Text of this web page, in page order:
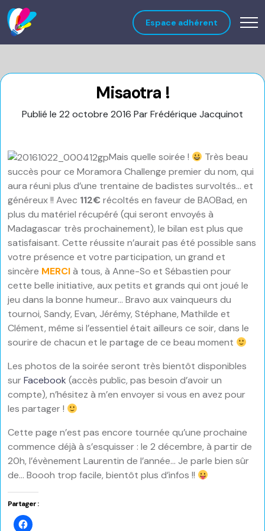
Espace adhérent
Misaotra !
Publié le 22 octobre 2016 Par Frédérique Jacquinot
Mais quelle soirée !
Très beau
succès pour ce Moramora Challenge premier du nom, qui
aura réuni plus d’une trentaine de badistes survoltés… et
généreux !! Avec 112€ récoltés en faveur de BAOBad, en
plus du matériel récupéré (qui seront envoyés à
Madagascar très prochainement), le bilan est plus que
satisfaisant. Cette réussite n’aurait pas été possible sans
votre présence et votre participation, un grand et
sincère MERCIà tous, à Anne-So et Sébastien pour
cette belle initiative, aux petits et grands qui ont joué le
jeu dans la bonne humeur… Bravo aux vainqueurs du
tournoi, Sandy, Evan, Jérémy, Stéphane, Mathilde et
Clément, même si l’essentiel était ailleurs ce soir, dans le
sourire de chacun et le partage de ce beau moment
Les photos de la soirée seront très bientôt disponibles
surFacebook (accès public, pas besoin d’avoir un
compte), n’hésitez à m’en envoyer si vous en avez pour
les partager !
Cette page n’est pas encore tournée qu’une prochaine
commence déjà à s’esquisser : le 2 décembre, à partir de
20h, l’évènement Laurentin de l’année… Je parle bien sûr
de… Boooh trop facile, bientôt plus d’infos !!
Partager :
Cliquez